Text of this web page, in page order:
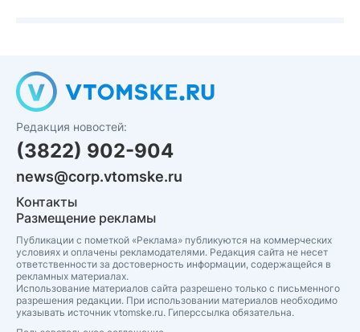
Редакция новостей:
(3822) 902-904
news@corp.vtomske.ru
Контакты
Размещение рекламы
Публикации с пометкой «Реклама» публикуются на коммерческих
условиях и оплачены рекламодателями. Редакция сайта не несет
ответственности за достоверность информации, содержащейся в
рекламных материалах.
Использование материалов сайта разрешено только с письменного
разрешения редакции. При использовании материалов необходимо
указывать источник vtomske.ru. Гиперссылка обязательна.